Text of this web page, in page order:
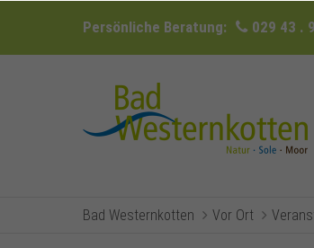
Persönliche Beratung: 029 43 .
Bad Westernkotten Vor Ort